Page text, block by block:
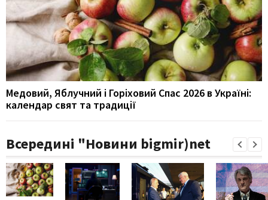
Медовий, Яблучний і Горіховий Спас 2026 в Україні:
календар свят та традиції
Всередині "Новини bigmir)net